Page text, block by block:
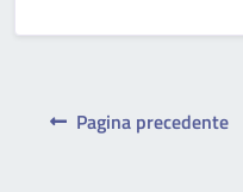
Pagina precedente